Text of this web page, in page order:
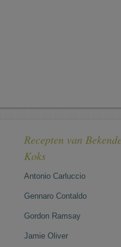
Recepten van
Koks
Antonio Carluccio
Gennaro Contaldo
Gordon Ramsay
Jamie Oliver